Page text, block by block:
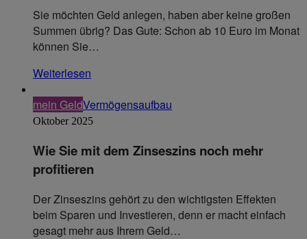
Sie möchten Geld anlegen, haben aber keine großen
Summen übrig? Das Gute: Schon ab 10 Euro im Monat
können Sie…
Weiterlesen
mein GeldVermögensaufbau
Oktober 2025
Wie Sie mit dem Zinseszins noch mehr
profitieren
Der Zinseszins gehört zu den wichtigsten Effekten
beim Sparen und Investieren, denn er macht einfach
gesagt mehr aus Ihrem Geld…